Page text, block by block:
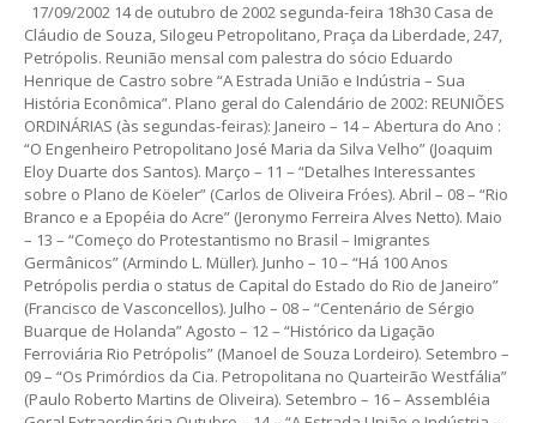
17/09/2002 14 de outubro de 2002 segunda-feira 18h30 Casa de
Cláudio de Souza, Silogeu Petropolitano, Praça da Liberdade, 247,
Petrópolis. Reunião mensal com palestra do sócio Eduardo
Henrique de Castro sobre “A Estrada União e Indústria – Sua
História Econômica”. Plano geral do Calendário de 2002: REUNIÕES
ORDINÁRIAS (às segundas-feiras): Janeiro – 14 – Abertura do Ano :
“O Engenheiro Petropolitano José Maria da Silva Velho” (Joaquim
Eloy Duarte dos Santos). Março – 11 – “Detalhes Interessantes
sobre o Plano de Köeler” (Carlos de Oliveira Fróes). Abril – 08 – “Rio
Branco e a Epopéia do Acre” (Jeronymo Ferreira Alves Netto). Maio
– 13 – “Começo do Protestantismo no Brasil – Imigrantes
Germânicos” (Armindo L. Müller). Junho – 10 – “Há 100 Anos
Petrópolis perdia o status de Capital do Estado do Rio de Janeiro”
(Francisco de Vasconcellos). Julho – 08 – “Centenário de Sérgio
Buarque de Holanda” Agosto – 12 – “Histórico da Ligação
Ferroviária Rio Petrópolis” (Manoel de Souza Lordeiro). Setembro –
09 – “Os Primórdios da Cia. Petropolitana no Quarteirão Westfália”
(Paulo Roberto Martins de Oliveira). Setembro – 16 – Assembléia